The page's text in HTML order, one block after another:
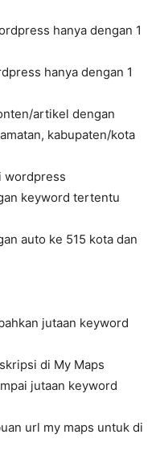
hanya dengan 1
hanya dengan 1
artikel dengan
kabupaten/kota
wordpress
keyword tertentu
auto ke 515 kota dan
jutaan keyword
di My Maps
jutaan keyword
url my maps untuk di